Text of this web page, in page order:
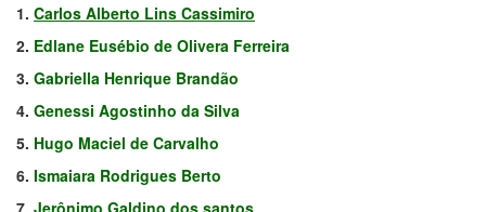
1. Carlos Alberto Lins Cassimiro
2. Edlane Eusébio de Olivera Ferreira
3. Gabriella Henrique Brandão
4. Genessi Agostinho da Silva
5. Hugo Maciel de Carvalho
6. Ismaiara Rodrigues Berto
7. Jerônimo Galdino dos santos